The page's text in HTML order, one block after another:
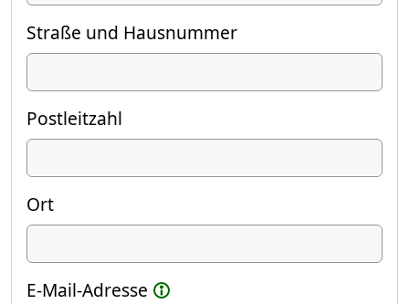
Straße und Hausnummer
Postleitzahl
Ort
E-Mail-Adresse